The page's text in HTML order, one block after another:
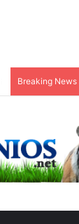
Breaking News